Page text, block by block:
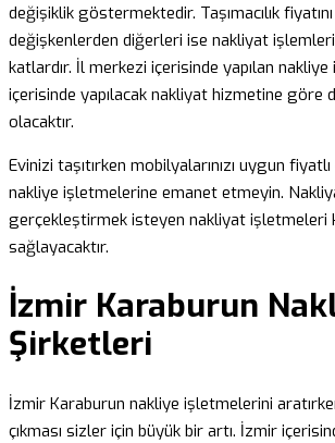
değişiklik göstermektedir. Taşımacılık
değişkenlerden diğerleri ise nakliyat
katlardır. İl merkezi içerisinde yapılan
içerisinde yapılacak nakliyat hizmetine göre
olacaktır.
Evinizi taşıtırken mobilyalarınızı uygun
nakliye işletmelerine emanet etmeyin.
gerçekleştirmek isteyen nakliyat işletmeleri
sağlayacaktır.
İzmir Karaburun
Şirketleri
İzmir Karaburun nakliye işletmelerini
çıkması sizler için büyük bir artı. İzmir